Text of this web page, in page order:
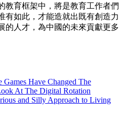
教育框架中，將是教育工作者們
有如此，才能造就出既有創造力
的人才，為中國的未來貢獻更多
Have Changed The
At The Digital Rotation
and Silly Approach to Living